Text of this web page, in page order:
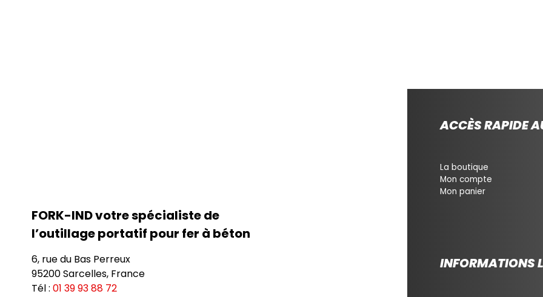
FORK-IND votre spécialiste de
l’outillage portatif pour fer à béton
6, rue du Bas Perreux
95200 Sarcelles, France
Tél : 01 39 93 88 72
ACCÈS RAPIDE
La boutique
Mon compte
Mon panier
INFORMATIONS